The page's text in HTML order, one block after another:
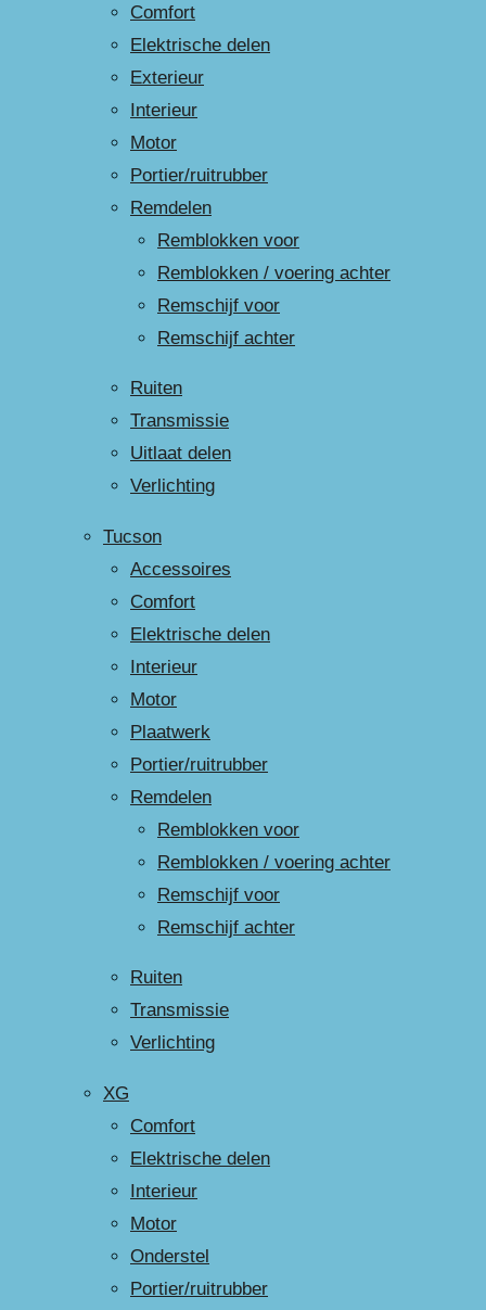
Comfort
Elektrische delen
Exterieur
Interieur
Motor
Portier/ruitrubber
Remdelen
Remblokken voor
Remblokken / voering achter
Remschijf voor
Remschijf achter
Ruiten
Transmissie
Uitlaat delen
Verlichting
Tucson
Accessoires
Comfort
Elektrische delen
Interieur
Motor
Plaatwerk
Portier/ruitrubber
Remdelen
Remblokken voor
Remblokken / voering achter
Remschijf voor
Remschijf achter
Ruiten
Transmissie
Verlichting
XG
Comfort
Elektrische delen
Interieur
Motor
Onderstel
Portier/ruitrubber